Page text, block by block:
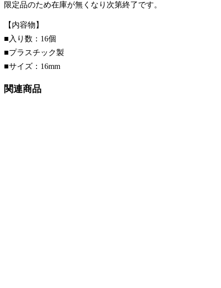
限定品のため在庫が無くなり次第終了です。
【内容物】
■入り数：16個
■プラスチック製
■サイズ：16mm
関連商品